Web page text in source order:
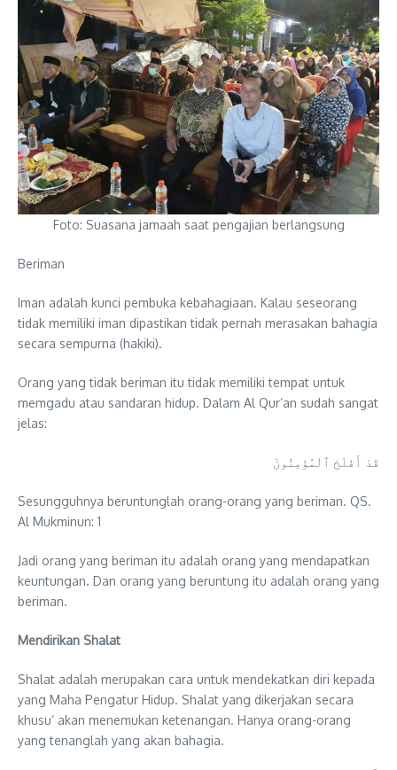
Foto: Suasana jamaah saat pengajian berlangsung
Beriman
Iman adalah kunci pembuka kebahagiaan. Kalau seseorang
tidak memiliki iman dipastikan tidak pernah merasakan bahagia
secara sempurna (hakiki).
Orang yang tidak beriman itu tidak memiliki tempat untuk
memgadu atau sandaran hidup. Dalam Al Qur’an sudah sangat
jelas:
قَدْ أَفْلَحَ ٱلْمُؤْمِنُونَ
Sesungguhnya beruntunglah orang-orang yang beriman. QS.
Al Mukminun: 1
Jadi orang yang beriman itu adalah orang yang mendapatkan
keuntungan. Dan orang yang beruntung itu adalah orang yang
beriman.
Mendirikan Shalat
Shalat adalah merupakan cara untuk mendekatkan diri kepada
yang Maha Pengatur Hidup. Shalat yang dikerjakan secara
khusu’ akan menemukan ketenangan. Hanya orang-orang
yang tenanglah yang akan bahagia.